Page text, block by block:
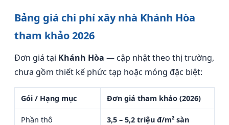
Bảng giá chi phí xây nhà Khánh Hòa
tham khảo 2026
Đơn giá tại Khánh Hòa — cập nhật theo thị trường,
chưa gồm thiết kế phức tạp hoặc móng đặc biệt:
Gói / Hạng mục Đơn giá tham khảo (2026)
Phần thô 3,5 – 5,2 triệu đ/m² sàn